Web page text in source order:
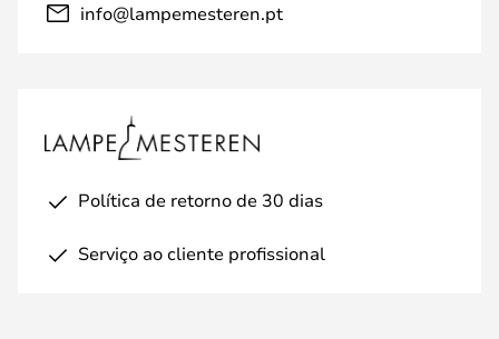
info@lampemesteren.pt
Política de retorno de 30 dias
Serviço ao cliente profissional